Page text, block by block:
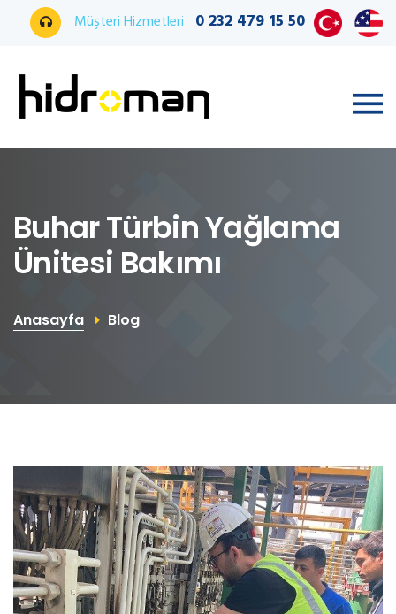
Müşteri Hizmetleri 0 232 479 15 50
Buhar Türbin Yağlama
Ünitesi Bakımı
Anasayfa Blog